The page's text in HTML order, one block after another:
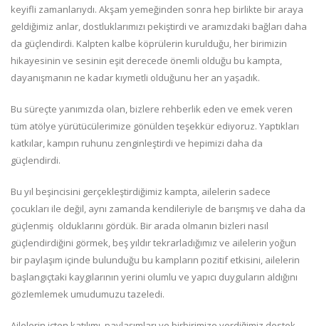
keyifli zamanlarıydı. Akşam yemeğinden sonra hep birlikte bir araya
geldiğimiz anlar, dostluklarımızı pekiştirdi ve aramızdaki bağları daha
da güçlendirdi. Kalpten kalbe köprülerin kurulduğu, her birimizin
hikayesinin ve sesinin eşit derecede önemli olduğu bu kampta,
dayanışmanın ne kadar kıymetli olduğunu her an yaşadık.
Bu süreçte yanımızda olan, bizlere rehberlik eden ve emek veren
tüm atölye yürütücülerimize gönülden teşekkür ediyoruz. Yaptıkları
katkılar, kampın ruhunu zenginleştirdi ve hepimizi daha da
güçlendirdi.
Bu yıl beşincisini gerçekleştirdiğimiz kampta, ailelerin sadece
çocukları ile değil, aynı zamanda kendileriyle de barışmış ve daha da
güçlenmiş olduklarını gördük. Bir arada olmanın bizleri nasıl
güçlendirdiğini görmek, beş yıldır tekrarladığımız ve ailelerin yoğun
bir paylaşım içinde bulunduğu bu kampların pozitif etkisini, ailelerin
başlangıçtaki kaygılarının yerini olumlu ve yapıcı duyguların aldığını
gözlemlemek umudumuzu tazeledi.